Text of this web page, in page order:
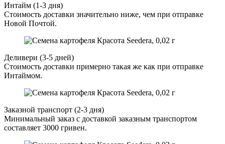
Интайм (1-3 дня)
Стоимость доставки значительно ниже, чем при отправке
Новой Почтой.
Деливери (3-5 дней)
Стоимость доставки примерно такая же как при отправке
Интаймом.
Заказной транспорт (2-3 дня)
Минимальный заказ с доставкой заказным транспортом
составляет 3000 гривен.